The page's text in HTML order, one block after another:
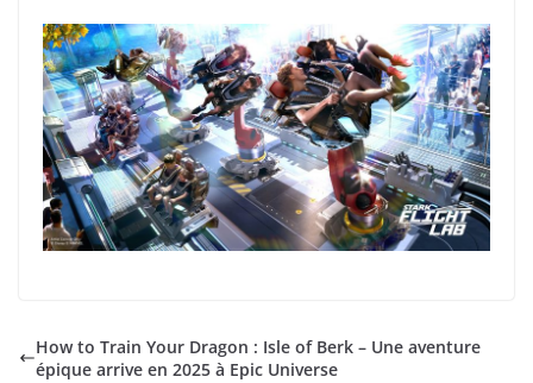
How to Train Your Dragon : Isle of Berk – Une aventure
épique arrive en 2025 à Epic Universe